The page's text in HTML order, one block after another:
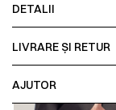
DETALII
LIVRARE ȘI RETUR
AJUTOR